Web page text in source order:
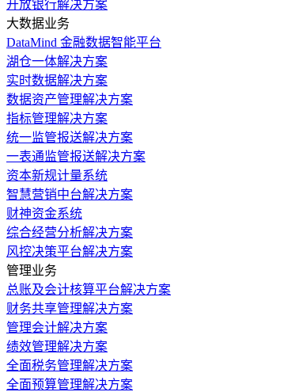
开放银行解决方案
大数据业务
DataMind 金融数据智能平台
湖仓一体解决方案
实时数据解决方案
数据资产管理解决方案
指标管理解决方案
统一监管报送解决方案
一表通监管报送解决方案
资本新规计量系统
智慧营销中台解决方案
财神资金系统
综合经营分析解决方案
风控决策平台解决方案
管理业务
总账及会计核算平台解决方案
财务共享管理解决方案
管理会计解决方案
绩效管理解决方案
全面税务管理解决方案
全面预算管理解决方案